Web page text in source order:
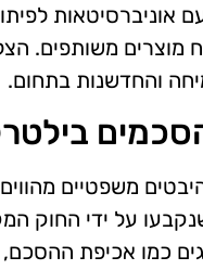
אוניברסיטאות
מוצרים משותפים.
והחדשנות בתחום.
משפטיים
על ידי החוק
כמו אכיפת